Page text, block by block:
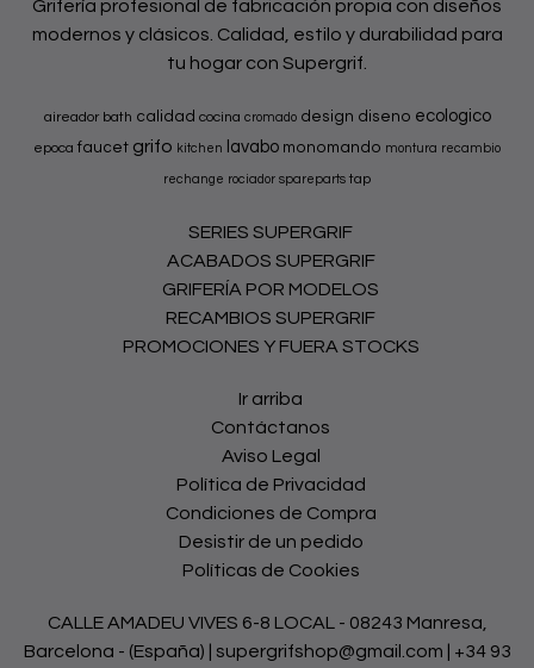
Grifería profesional de fabricación propia con diseños
modernos y clásicos. Calidad, estilo y durabilidad para
tu hogar con Supergrif.
aireador bath calidad cocina cromado design diseno ecologico
epoca faucet grifo kitchen lavabo monomando montura recambio
rechange rociador spareparts tap
SERIES SUPERGRIF
ACABADOS SUPERGRIF
GRIFERÍA POR MODELOS
RECAMBIOS SUPERGRIF
PROMOCIONES Y FUERA STOCKS
Ir arriba
Contáctanos
Aviso Legal
Política de Privacidad
Condiciones de Compra
Desistir de un pedido
Políticas de Cookies
CALLE AMADEU VIVES 6-8 LOCAL - 08243 Manresa,
Barcelona - (España) | supergrifshop@gmail.com | +34 93